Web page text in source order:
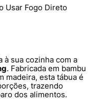
Usar Fogo Direto
sua cozinha com a
. Fabricada em bambu
madeira, esta tábua é
trazendo
dos alimentos.